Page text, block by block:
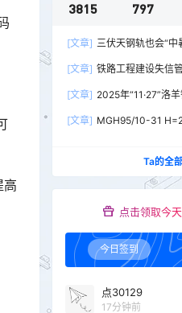
高
3815 797
[文章] 三伏天钢轨也会“中
[文章] 铁路工程建设失信
[文章] 2025年“11·27”洛
[文章] MGH95/10-31
Ta的全
点击领取今
今日签到
点30129
17分钟前